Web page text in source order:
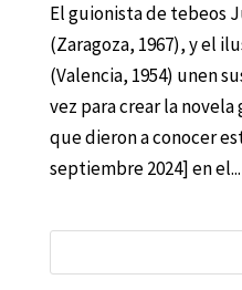
El guionista de tebeos
(Zaragoza, 1967), y el
(Valencia, 1954) unen
vez para crear la
que dieron a conocer
septiembre 2024] en el...